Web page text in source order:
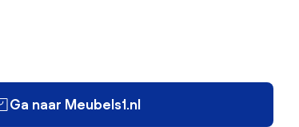
Ga naar Meubels1.nl